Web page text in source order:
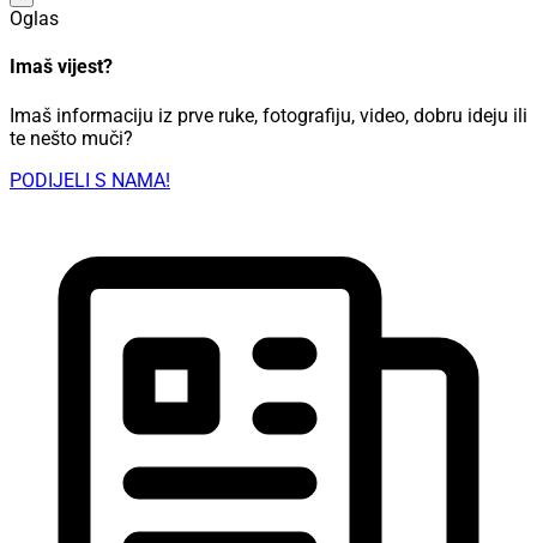
Oglas
Imaš vijest?
Imaš informaciju iz prve ruke, fotografiju, video, dobru ideju ili
te nešto muči?
PODIJELI S NAMA!